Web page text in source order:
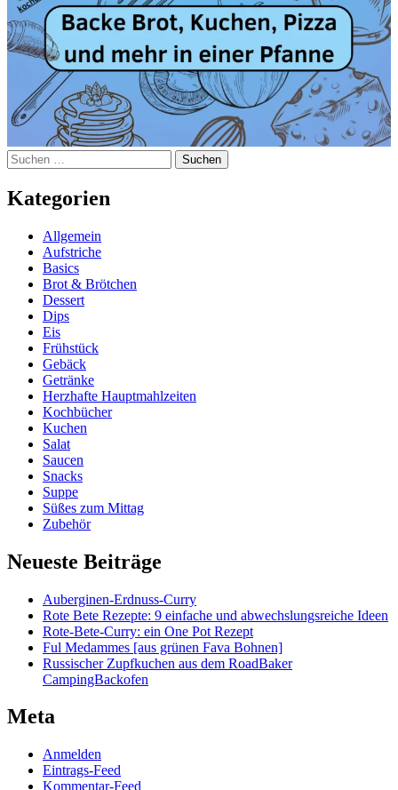
Suchen
nach:
Kategorien
Allgemein
Aufstriche
Basics
Brot & Brötchen
Dessert
Dips
Eis
Frühstück
Gebäck
Getränke
Herzhafte Hauptmahlzeiten
Kochbücher
Kuchen
Salat
Saucen
Snacks
Suppe
Süßes zum Mittag
Zubehör
Neueste Beiträge
Auberginen-Erdnuss-Curry
Rote Bete Rezepte: 9 einfache und abwechslungsreiche Ideen
Rote-Bete-Curry: ein One Pot Rezept
Ful Medammes [aus grünen Fava Bohnen]
Russischer Zupfkuchen aus dem RoadBaker
CampingBackofen
Meta
Anmelden
Eintrags-Feed
Kommentar-Feed